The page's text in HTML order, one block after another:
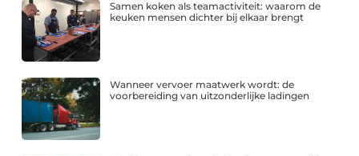
Samen koken als teamactiviteit: waarom de
keuken mensen dichter bij elkaar brengt
Wanneer vervoer maatwerk wordt: de
voorbereiding van uitzonderlijke ladingen